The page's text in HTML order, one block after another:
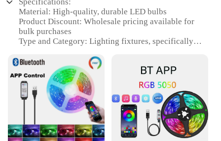
Material: High-quality, durable LED bulbs
Product Discount: Wholesale pricing available for
bulk purchases
Type and Category: Lighting fixtures, specifically
Design and Style: Sleek, modern design with a focus
on energy efficiency
Usage and Purpose: Provides ample illumination for
various environments, including retail stores,
offices, and warehouses
Performance and Property: Long-lasting, energy-
saving LED technology with a high lumen output
Parts and Accessories: Easy-to-install components